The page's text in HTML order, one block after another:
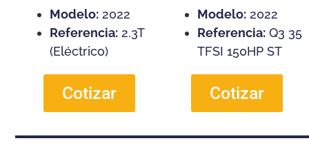
Modelo: 2022
Referencia: 2.3T
(Eléctrico)
Cotizar
Modelo: 2022
Referencia: Q3 35
TFSI 150HP ST
Cotizar